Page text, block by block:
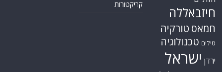
חיזבאללה
חמאס טורקיה
טילים טכנולוגיה
ירדן ישראל
קריקטורות